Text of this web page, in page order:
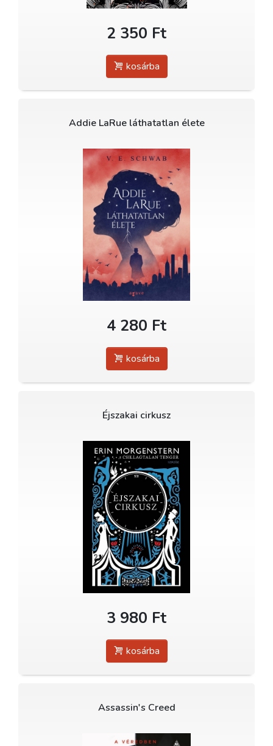
2 350 Ft
kosárba
Addie LaRue láthatatlan élete
4 280 Ft
kosárba
Éjszakai cirkusz
3 980 Ft
kosárba
Assassin's Creed